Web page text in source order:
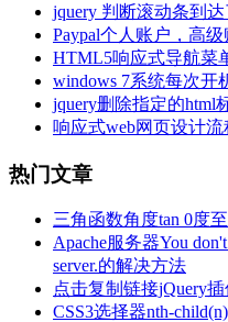
jquery 判断滚动条到
Paypal个人账户，高
HTML5响应式导航菜
windows 7系统每次开
jquery删除指定的html
响应式web网页设计流
热门文章
三角函数角度tan 0度
Apache服务器You don't
server.的解决方法
点击复制链接jQuery插
CSS3选择器nth-